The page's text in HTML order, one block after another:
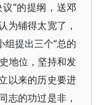
”的提纲，送邓
为铺得太宽了，
提出三个“总的
地位，坚持和发
以来的历史要进
志的功过是非，